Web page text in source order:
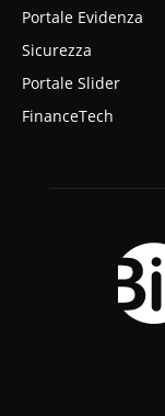
Portale Evidenza
Sicurezza
Portale Slider
FinanceTech